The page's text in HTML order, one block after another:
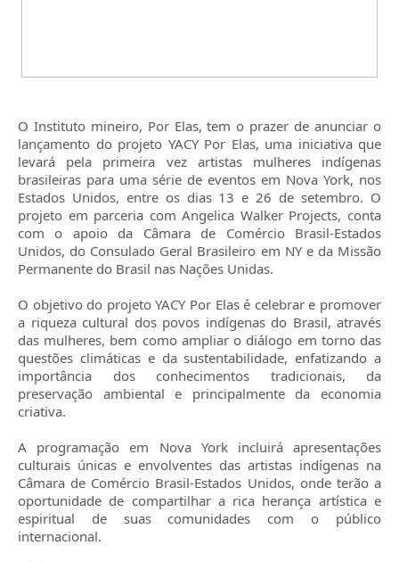
O Instituto mineiro, Por Elas, tem o prazer de anunciar o
lançamento do projeto YACY Por Elas, uma iniciativa que
levará pela primeira vez artistas mulheres indígenas
brasileiras para uma série de eventos em Nova York, nos
Estados Unidos, entre os dias 13 e 26 de setembro. O
projeto em parceria com Angelica Walker Projects, conta
com o apoio da Câmara de Comércio Brasil-Estados
Unidos, do Consulado Geral Brasileiro em NY e da Missão
Permanente do Brasil nas Nações Unidas.
O objetivo do projeto YACY Por Elas é celebrar e promover
a riqueza cultural dos povos indígenas do Brasil, através
das mulheres, bem como ampliar o diálogo em torno das
questões climáticas e da sustentabilidade, enfatizando a
importância dos conhecimentos tradicionais, da
preservação ambiental e principalmente da economia
criativa.
A programação em Nova York incluirá apresentações
culturais únicas e envolventes das artistas indígenas na
Câmara de Comércio Brasil-Estados Unidos, onde terão a
oportunidade de compartilhar a rica herança artística e
espiritual de suas comunidades com o público
internacional.